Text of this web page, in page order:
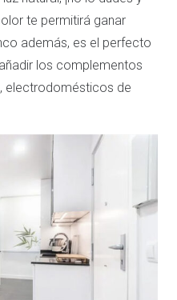
te permitirá ganar
además, es el perfecto
los complementos
electrodomésticos de